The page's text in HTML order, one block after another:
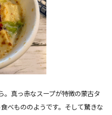
。真っ赤なスープが特徴の蒙古タ
べもののようです。そして驚きな